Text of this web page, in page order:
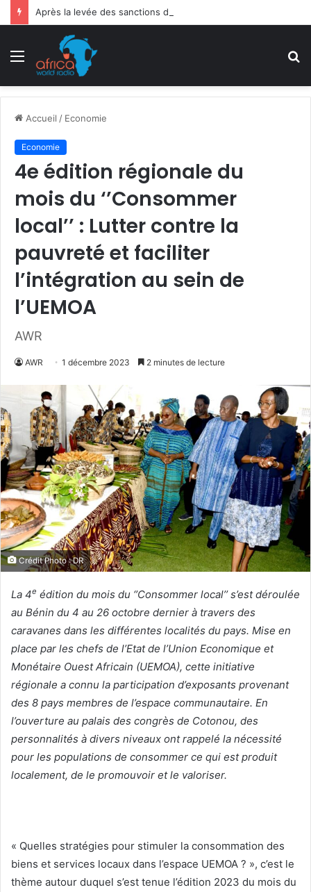
Menu
Accueil / Economie
Economie
4e édition régionale du
mois du ‘’Consommer
local’’ : Lutter contre la
pauvreté et faciliter
l’intégration au sein de
l’UEMOA
AWR
AWR 1 décembre 2023 2 minutes de lecture
Crédit Photo : DR
La 4e édition du mois du ‘’Consommer local’’ s’est déroulée
au Bénin du 4 au 26 octobre dernier à travers des
caravanes dans les différentes localités du pays. Mise en
place par les chefs de l’Etat de l’Union Economique et
Monétaire Ouest Africain (UEMOA), cette initiative
régionale a connu la participation d’exposants provenant
des 8 pays membres de l’espace communautaire. En
l’ouverture au palais des congrès de Cotonou, des
personnalités à divers niveaux ont rappelé la nécessité
pour les populations de consommer ce qui est produit
localement, de le promouvoir et le valoriser.
« Quelles stratégies pour stimuler la consommation des
biens et services locaux dans l’espace UEMOA ? », c’est le
thème autour duquel s’est tenue l’édition 2023 du mois du